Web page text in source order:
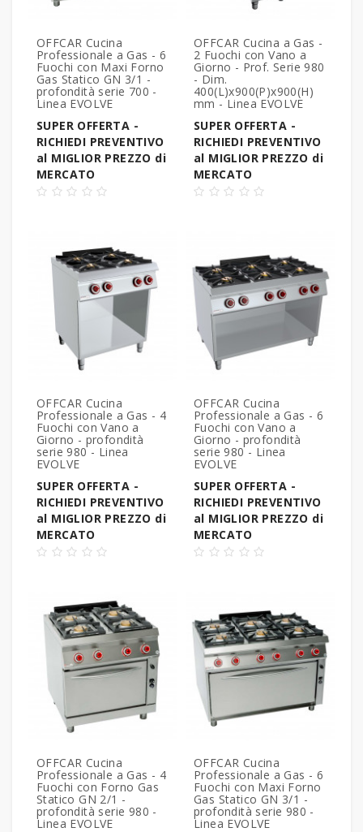
OFFCAR Cucina
Professionale a Gas - 6
Fuochi con Maxi Forno
Gas Statico GN 3/1 -
profondità serie 700 -
Linea EVOLVE
SUPER OFFERTA -
RICHIEDI PREVENTIVO
al MIGLIOR PREZZO di
MERCATO
OFFCAR Cucina a Gas -
2 Fuochi con Vano a
Giorno - Prof. Serie 980
- Dim.
400(L)x900(P)x900(H)
mm - Linea EVOLVE
SUPER OFFERTA -
RICHIEDI PREVENTIVO
al MIGLIOR PREZZO di
MERCATO
OFFCAR Cucina
Professionale a Gas - 4
Fuochi con Vano a
Giorno - profondità
serie 980 - Linea
EVOLVE
SUPER OFFERTA -
RICHIEDI PREVENTIVO
al MIGLIOR PREZZO di
MERCATO
OFFCAR Cucina
Professionale a Gas - 6
Fuochi con Vano a
Giorno - profondità
serie 980 - Linea
EVOLVE
SUPER OFFERTA -
RICHIEDI PREVENTIVO
al MIGLIOR PREZZO di
MERCATO
OFFCAR Cucina
Professionale a Gas - 4
Fuochi con Forno Gas
Statico GN 2/1 -
profondità serie 980 -
Linea EVOLVE
OFFCAR Cucina
Professionale a Gas - 6
Fuochi con Maxi Forno
Gas Statico GN 3/1 -
profondità serie 980 -
Linea EVOLVE